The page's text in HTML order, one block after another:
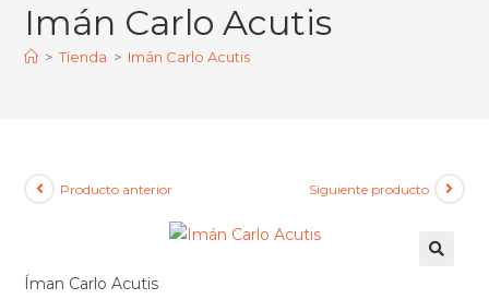
Imán Carlo Acutis
> Tienda > Imán Carlo Acutis
Producto anterior Siguiente producto
Íman Carlo Acutis